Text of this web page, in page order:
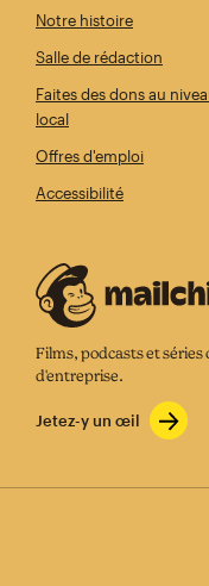
Notre histoire
Salle de rédaction
Faites des dons au
local
Offres d'emploi
Accessibilité
Films, podcasts et
d'entreprise.
Jetez-y un œil